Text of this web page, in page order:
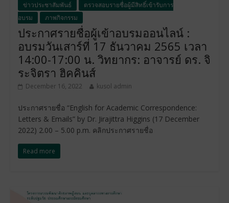
ข่าวประชาสัมพันธ์
ตรวจสอบรายชื่อผู้มีสิทธิ์เข้ารับการ
อบรม
ภาพกิจกรรม
ประกาศรายชื่อผู้เข้าอบรมออนไลน์ :
อบรมวันเสาร์ที่ 17 ธันวาคม 2565 เวลา
14:00-17:00 น. วิทยากร: อาจารย์ ดร. จิ
ระจิตรา ฮิคคินส์
December 16, 2022 kusol admin
ประกาศรายชื่อ “English for Academic Correspondence:
Letters & Emails” by Dr. Jirajittra Higgins (17 December
2022) 2.00 – 5.00 p.m. คลิกประกาศรายชื่อ
Read more